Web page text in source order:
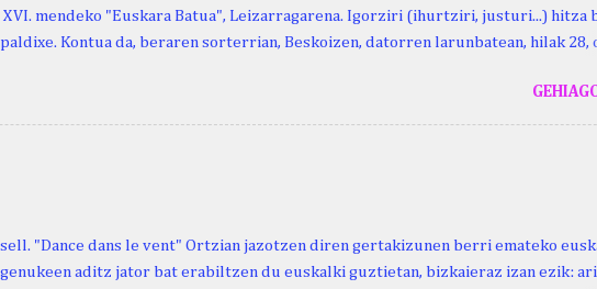
XVI. mendeko "Euskara Batua", Leizarragarena. Igorziri (ihurtziri, justuri...) hitza
Kontua da, beraren sorterrian, Beskoizen, datorren larunbatean, hilak 28,
berri. "Leizarraga egun" izeneko omenaldia antolatu dute. Hauxe duzue
programa: - 15.00 Ongi etorria (herriko jantegian). - Henrike Knörr:
"Dance dans le vent" Ortzian jazotzen diren gertakizunen berri emateko
aditz jator bat erabiltzen du euskalki guztietan, bizkaieraz izan ezik: ari